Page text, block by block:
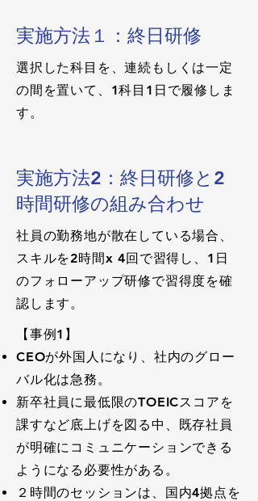
実施方法１：終日研修
選択した科目を、連続もしくは一定
の間を置いて、1科目1日で履修しま
す。
実施方法2：終日研修と2
時間研修の組み合わせ
社員の勤務地が散在している場合、
スキルを2時間x 4回で習得し、1日
のフォローアップ研修で習得度を確
認します。
【事例1】
CEOが外国人になり、社内のグロー
バル化は急務。
新卒社員に最低限のTOEICスコアを
課すなど底上げを図る中、既存社員
が明確にコミュニケーションできる
ようになる必要性がある。
２時間のセッションは、国内4拠点を